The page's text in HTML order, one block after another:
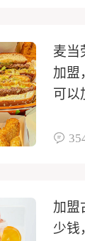
麦当
加盟
可以
加盟
少钱